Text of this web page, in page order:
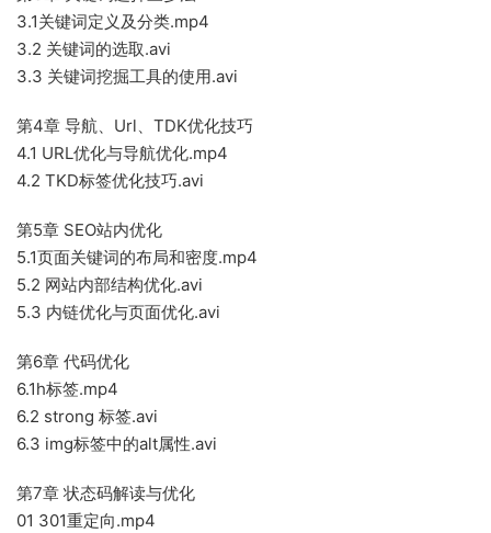
3.1关键词定义及分类.mp4
3.2 关键词的选取.avi
3.3 关键词挖掘工具的使用.avi
第4章 导航、Url、TDK优化技巧
4.1 URL优化与导航优化.mp4
4.2 TKD标签优化技巧.avi
第5章 SEO站内优化
5.1页面关键词的布局和密度.mp4
5.2 网站内部结构优化.avi
5.3 内链优化与页面优化.avi
第6章 代码优化
6.1h标签.mp4
6.2 strong 标签.avi
6.3 img标签中的alt属性.avi
第7章 状态码解读与优化
01 301重定向.mp4